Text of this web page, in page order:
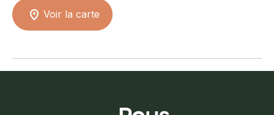
Voir la carte